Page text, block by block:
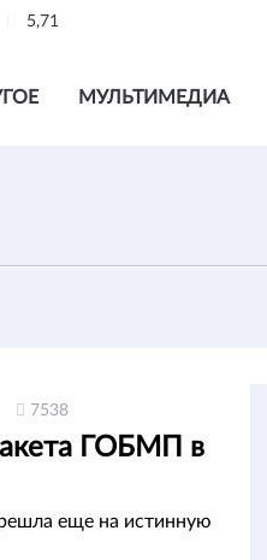
5,71
МУЛЬТИМЕДИА
7538
ГОБМП в
еще на истинную